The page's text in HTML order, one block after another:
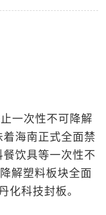
一次性不可降解
海南正式全面禁
饮具等一次性不
解塑料板块全面
化科技封板。